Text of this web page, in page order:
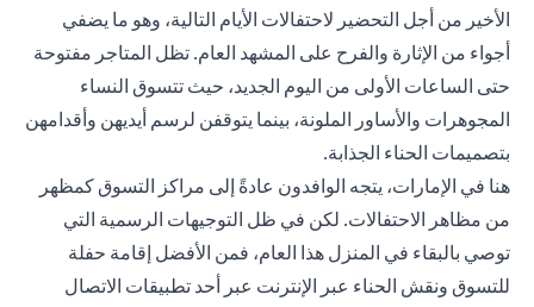
الأخير من أجل التحضير لاحتفالات الأيام التالية، وهو ما يضفي
أجواء من الإثارة والفرح على المشهد العام. تظل المتاجر مفتوحة
حتى الساعات الأولى من اليوم الجديد، حيث تتسوق النساء
المجوهرات والأساور الملونة، بينما يتوقفن لرسم أيديهن وأقدامهن
بتصميمات الحناء الجذابة.
هنا في الإمارات، يتجه الوافدون عادةً إلى مراكز التسوق كمظهر
من مظاهر الاحتفالات. لكن في ظل التوجيهات الرسمية التي
توصي بالبقاء في المنزل هذا العام، فمن الأفضل إقامة حفلة
للتسوق ونقش الحناء عبر الإنترنت عبر أحد تطبيقات الاتصال